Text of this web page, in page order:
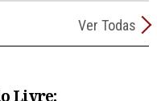
Ver Todas
Livre: